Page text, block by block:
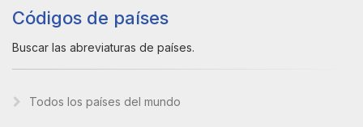
Códigos de países
Buscar las abreviaturas de países.
Todos los países del mundo